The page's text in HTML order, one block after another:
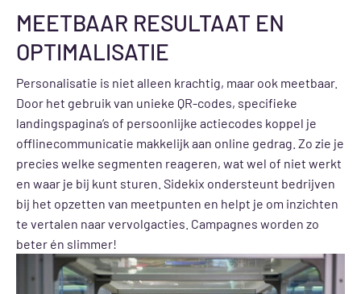
MEETBAAR RESULTAAT EN
OPTIMALISATIE
Personalisatie is niet alleen krachtig, maar ook meetbaar.
Door het gebruik van unieke QR-codes, specifieke
landingspagina’s of persoonlijke actiecodes koppel je
offlinecommunicatie makkelijk aan online gedrag. Zo zie je
precies welke segmenten reageren, wat wel of niet werkt
en waar je bij kunt sturen. Sidekix ondersteunt bedrijven
bij het opzetten van meetpunten en helpt je om inzichten
te vertalen naar vervolgacties. Campagnes worden zo
beter én slimmer!